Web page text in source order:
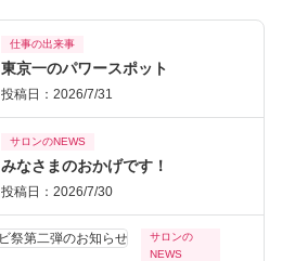
仕事の出来事
東京一のパワースポット
投稿日：2026/7/31
サロンのNEWS
みなさまのおかげです！
投稿日：2026/7/30
サロンの
NEWS